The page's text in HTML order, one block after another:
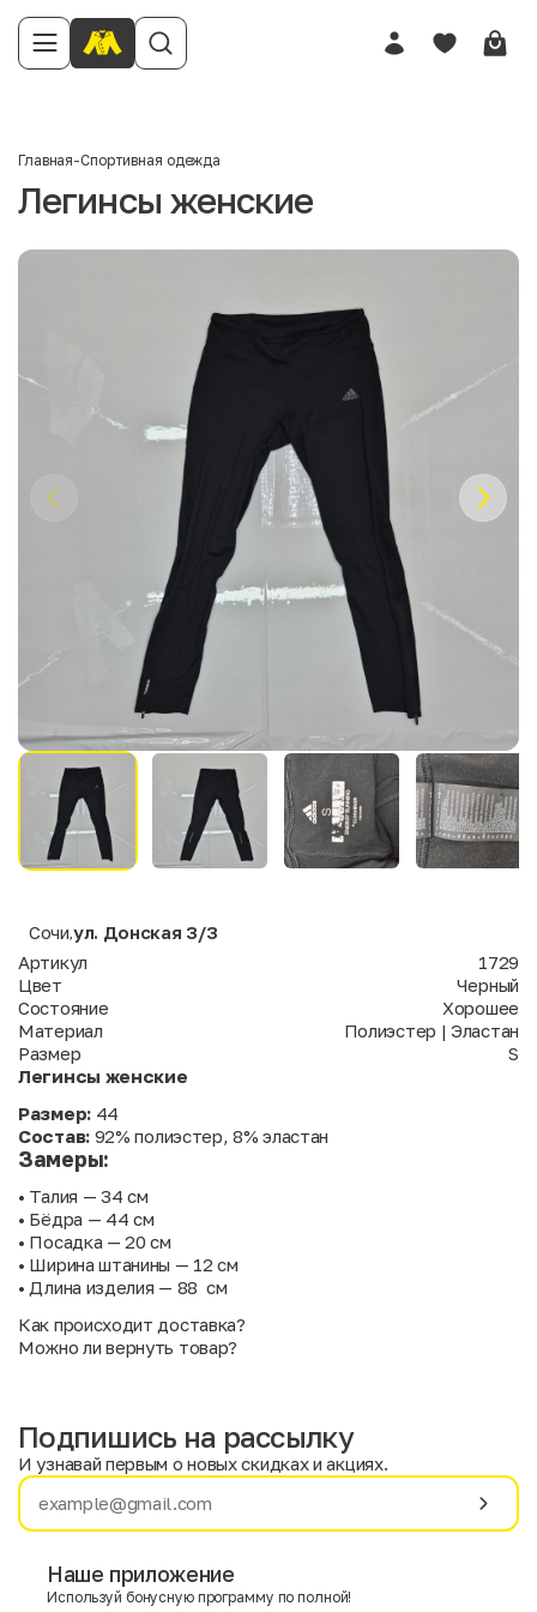
Главная-Спортивная одежда
Легинсы женские
Сочи,ул. Донская 3/3
Артикул
1729
Цвет
Черный
Состояние
Хорошее
Материал
Полиэстер | Эластан
Размер
S
Легинсы женские
Размер:44
Состав:92% полиэстер, 8% эластан
Замеры:
• Талия — 34 см
• Бёдра — 44 см
• Посадка — 20 см
• Ширина штанины — 12 см
• Длина изделия — 88 см
Как происходит доставка?
Можно ли вернуть товар?
Имя
E-mail
Подпишись на рассылку
И узнавай первым о новых скидках и акциях.
Наше приложение
Используй бонусную программу по полной!